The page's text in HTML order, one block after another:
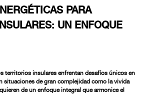
PARA
UN ENFOQUE
territorios insulares enfrentan desafíos únicos en
situaciones de gran complejidad como la vivida
de un enfoque integral que armonice el